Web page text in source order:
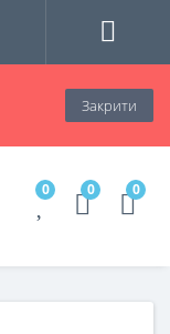
Закрити
0 0 0